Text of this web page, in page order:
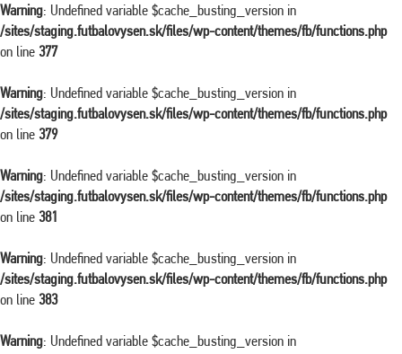
Warning: Undefined variable $cache_busting_version in
/sites/staging.futbalovysen.sk/files/wp-content/themes/fb/functions.php
on line 377
Warning: Undefined variable $cache_busting_version in
/sites/staging.futbalovysen.sk/files/wp-content/themes/fb/functions.php
on line 379
Warning: Undefined variable $cache_busting_version in
/sites/staging.futbalovysen.sk/files/wp-content/themes/fb/functions.php
on line 381
Warning: Undefined variable $cache_busting_version in
/sites/staging.futbalovysen.sk/files/wp-content/themes/fb/functions.php
on line 383
Warning: Undefined variable $cache_busting_version in